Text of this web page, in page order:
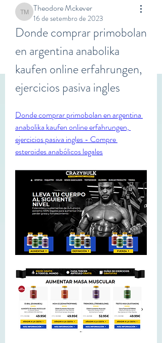
Theodore Mckever
Theodore Mckever
16 de setembro de 2023
Donde comprar primobolan
en argentina anabolika
kaufen online erfahrungen,
ejercicios pasiva ingles
Donde comprar primobolan en argentina
anabolika kaufen online erfahrungen,
ejercicios pasiva ingles - Compre
esteroides anabólicos legales